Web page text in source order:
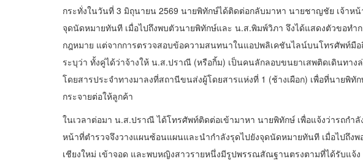
กระทั่งในวันที่ 3 มิถุนายน 2569 นายพิทักษ์ได้ติดต่อกลับมาหา นายชาญชัย เจ้าห
จุดนัดหมายทันที เมื่อไปถึงพบตัวนายพิทักษ์และ น.ส.พิมพ์วิภา จึงได้แสดงตัวขอทำ
กฎหมาย แต่จากการตรวจสอบข้อความสนทนาในแอปพลิเคชันไลน์บนโทรศัพท์
ระบุว่า ทั้งคู่ได้ว่าจ้างให้ น.ส.ปราณี (หรือกิ้ม) เป็นคนลักลอบขนยาเสพติดเดินทาง
โดยสารประจำทางมาลงที่สถานีขนส่งผู้โดยสารแห่งที่ 1 (ช้างเผือก) เพื่อที่นายพิทั
กระจายต่อให้ลูกค้า
ในเวลาต่อมา น.ส.ปราณี ได้โทรศัพท์ติดต่อเข้ามาหา นายพิทักษ์ เพื่อแจ้งว่ารถกำลั
หน้าที่ตำรวจจึงวางแผนซ้อนแผนและนำกำลังรุดไปยังจุดนัดหมายทันที เมื่อไปถึงพ
เชียงใหม่ เข้าจอด และพบหญิงสาวรายหนึ่งมีรูปพรรณสัณฐานตรงตามที่ได้รับแจ้ง